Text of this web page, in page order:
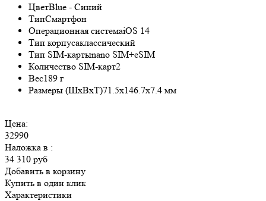
ЦветBlue - Синий
ТипСмартфон
Операционная системаiOS 14
Тип корпусаклассический
Тип SIM-картыnano SIM+eSIM
Количество SIM-карт2
Вес189 г
Размеры (ШxВxТ)71.5x146.7x7.4 мм
Цена:
32990
Наложка в :
34 310 руб
Добавить в корзину
Купить в один клик
Характеристики